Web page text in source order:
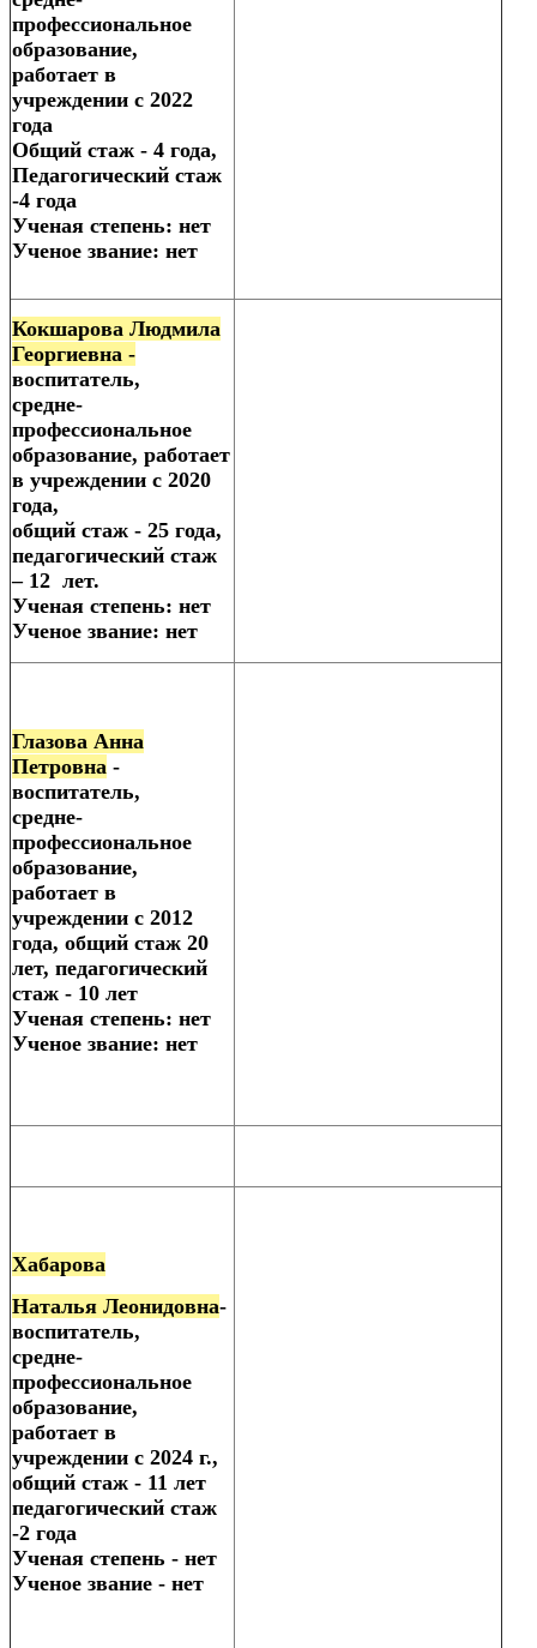
профессиональное
образование,
работает в
учреждении с 2022
года
Общий стаж - 4 года,
Педагогический стаж
-4 года
Ученая степень: нет
Ученое звание: нет
Кокшарова Людмила
Георгиевна -
воспитатель,
средне-
профессиональное
образование, работает
в учреждении с 2020
года,
общий стаж - 25 года,
педагогический стаж
– 12 лет.
Ученая степень: нет
Ученое звание: нет
Глазова Анна
Петровна -
воспитатель,
средне-
профессиональное
образование,
работает в
учреждении с 2012
года, общий стаж 20
лет, педагогический
стаж - 10 лет
Ученая степень: нет
Ученое звание: нет
Хабарова
Наталья Леонидовна-
воспитатель,
средне-
профессиональное
образование,
работает в
учреждении с 2024 г.,
общий стаж - 11 лет
педагогический стаж
-2 года
Ученая степень - нет
Ученое звание - нет